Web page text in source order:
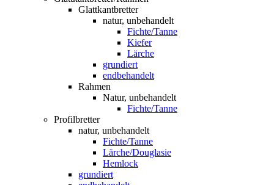
Glattkantbretter
natur, unbehandelt
Fichte/Tanne
Kiefer
Lärche
grundiert
endbehandelt
Rahmen
Natur, unbehandelt
Fichte/Tanne
Profilbretter
natur, unbehandelt
Fichte/Tanne
Lärche/Douglasie
Hemlock
grundiert